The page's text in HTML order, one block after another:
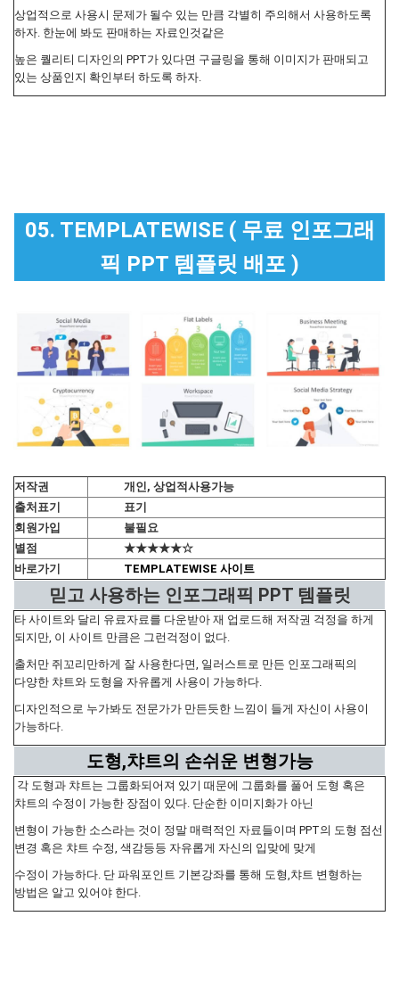
상업적으로 사용시 문제가 될수 있는 만큼 각별히 주의해서 사용하도록
하자. 한눈에 봐도 판매하는 자료인것같은
높은 퀄리티 디자인의 PPT가 있다면 구글링을 통해 이미지가 판매되고
있는 상품인지 확인부터 하도록 하자.
05. TEMPLATEWISE ( 무료 인포그래
픽 PPT 템플릿 배포 )
저작권
개인, 상업적사용가능
출처표기
표기
회원가입
불필요
별점
★★★★★☆
바로가기
TEMPLATEWISE 사이트
믿고 사용하는 인포그래픽 PPT 템플릿
타 사이트와 달리 유료자료를 다운받아 재 업로드해 저작권 걱정을 하게
되지만, 이 사이트 만큼은 그런걱정이 없다.
출처만 쥐꼬리만하게 잘 사용한다면, 일러스트로 만든 인포그래픽의
다양한 챠트와 도형을 자유롭게 사용이 가능하다.
디자인적으로 누가봐도 전문가가 만든듯한 느낌이 들게 자신이 사용이
가능하다.
도형,챠트의 손쉬운 변형가능
각 도형과 챠트는 그룹화되어져 있기 때문에 그룹화를 풀어 도형 혹은
챠트의 수정이 가능한 장점이 있다. 단순한 이미지화가 아닌
변형이 가능한 소스라는 것이 정말 매력적인 자료들이며 PPT의 도형 점선
변경 혹은 챠트 수정, 색감등등 자유롭게 자신의 입맞에 맞게
수정이 가능하다. 단 파워포인트 기본강좌를 통해 도형,챠트 변형하는
방법은 알고 있어야 한다.